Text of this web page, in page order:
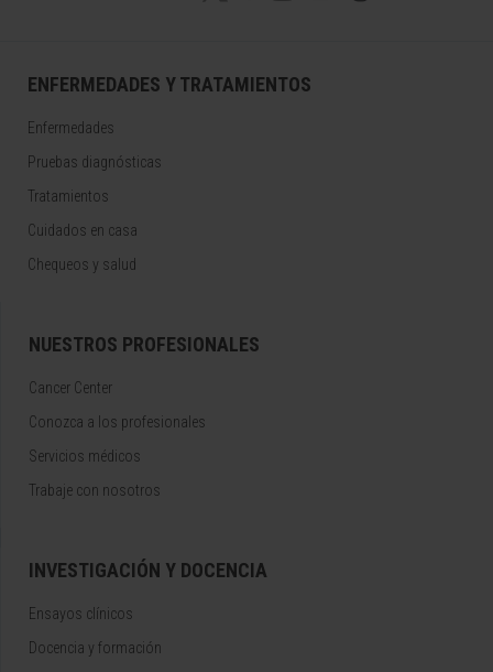
ENFERMEDADES Y TRATAMIENTOS
Enfermedades
Pruebas diagnósticas
Tratamientos
Cuidados en casa
Chequeos y salud
NUESTROS PROFESIONALES
Cancer Center
Conozca a los profesionales
Servicios médicos
Trabaje con nosotros
INVESTIGACIÓN Y DOCENCIA
Ensayos clínicos
Docencia y formación